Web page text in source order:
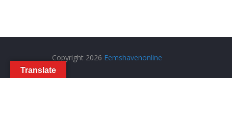
Copyright 2026 Eemshavenonline
Translate